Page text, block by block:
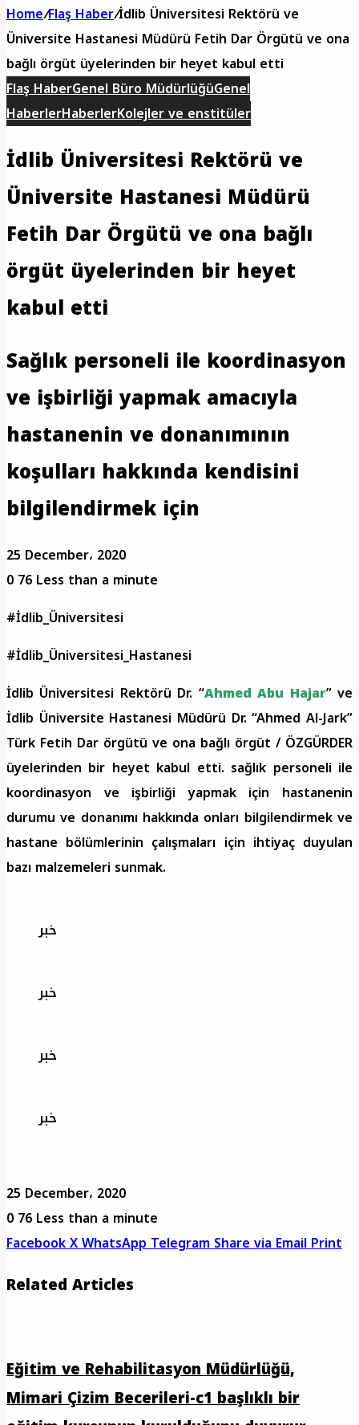
Home/Flaş Haber/İdlib Üniversitesi Rektörü ve
Üniversite Hastanesi Müdürü Fetih Dar Örgütü ve ona
bağlı örgüt üyelerinden bir heyet kabul etti
Flaş HaberGenel Büro MüdürlüğüGenel
HaberlerHaberlerKolejler ve enstitüler
İdlib Üniversitesi Rektörü ve
Üniversite Hastanesi Müdürü
Fetih Dar Örgütü ve ona bağlı
örgüt üyelerinden bir heyet
kabul etti
Sağlık personeli ile koordinasyon
ve işbirliği yapmak amacıyla
hastanenin ve donanımının
koşulları hakkında kendisini
bilgilendirmek için
25 December، 2020
076Less than a minute
#İdlib_Üniversitesi
#İdlib_Üniversitesi_Hastanesi
İdlib Üniversitesi Rektörü Dr. “Ahmed Abu Hajar” ve
İdlib Üniversite Hastanesi Müdürü Dr. “Ahmed Al-Jark”
Türk Fetih Dar örgütü ve ona bağlı örgüt / ÖZGÜRDER
üyelerinden bir heyet kabul etti. sağlık personeli ile
koordinasyon ve işbirliği yapmak için hastanenin
durumu ve donanımı hakkında onları bilgilendirmek ve
hastane bölümlerinin çalışmaları için ihtiyaç duyulan
bazı malzemeleri sunmak.
خبر
خبر
خبر
خبر
25 December، 2020
076Less than a minute
FacebookXWhatsAppTelegramShare via EmailPrint
Related Articles
Eğitim ve Rehabilitasyon Müdürlüğü,
Mimari Çizim Becerileri-c1 başlıklı bir